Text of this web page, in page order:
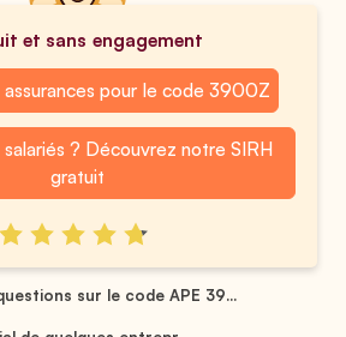
et sans engagement
assurances pour le code 3900Z
? Découvrez notre SIRH
gratuit
sur le code APE 39...